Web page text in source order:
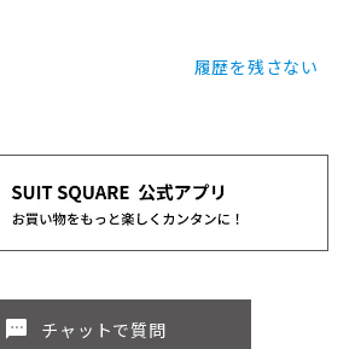
履歴を残さない
sms チャットで質問